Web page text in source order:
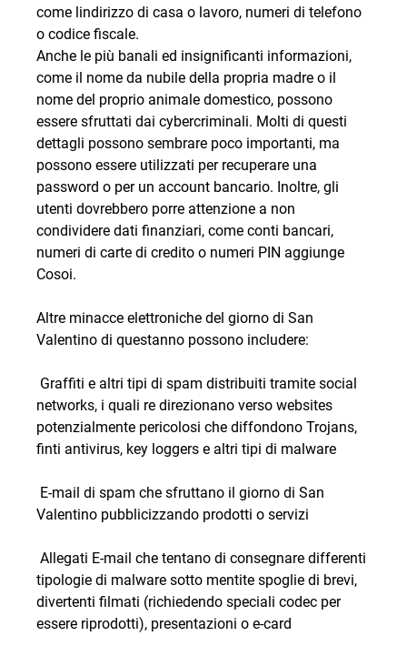
come lindirizzo di casa o lavoro, numeri di telefono
o codice fiscale.
Anche le più banali ed insignificanti informazioni,
come il nome da nubile della propria madre o il
nome del proprio animale domestico, possono
essere sfruttati dai cybercriminali. Molti di questi
dettagli possono sembrare poco importanti, ma
possono essere utilizzati per recuperare una
password o per un account bancario. Inoltre, gli
utenti dovrebbero porre attenzione a non
condividere dati finanziari, come conti bancari,
numeri di carte di credito o numeri PIN aggiunge
Cosoi.
Altre minacce elettroniche del giorno di San
Valentino di questanno possono includere:
 Graffiti e altri tipi di spam distribuiti tramite social
networks, i quali re direzionano verso websites
potenzialmente pericolosi che diffondono Trojans,
finti antivirus, key loggers e altri tipi di malware
 E-mail di spam che sfruttano il giorno di San
Valentino pubblicizzando prodotti o servizi
 Allegati E-mail che tentano di consegnare differenti
tipologie di malware sotto mentite spoglie di brevi,
divertenti filmati (richiedendo speciali codec per
essere riprodotti), presentazioni o e-card